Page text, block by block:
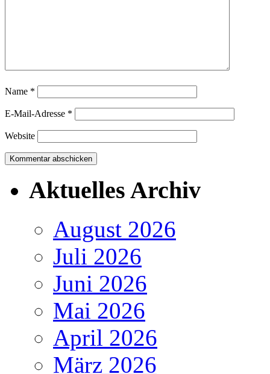
Name *
E-Mail-Adresse *
Website
Aktuelles Archiv
August 2026
Juli 2026
Juni 2026
Mai 2026
April 2026
März 2026